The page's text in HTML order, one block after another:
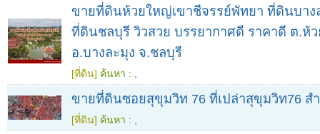
ขายที่ดินห้วยใหญ่เขาชีจรรย์พัทยา ที่ดินบาง
ที่ดินชลบุรี วิวสวย บรรยากาศดี ราคาดี ต.ห้
อ.บางละมุง จ.ชลบุรี
[ที่ดิน] ค้นหา :
ขายที่ดินซอยสุขุมวิท 76 ที่เปล่าสุขุมวิท76 ส
[ที่ดิน] ค้นหา :